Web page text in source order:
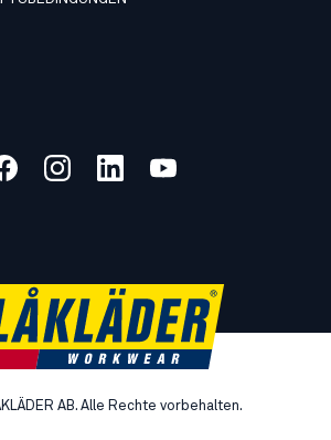
AB. Alle Rechte vorbehalten.